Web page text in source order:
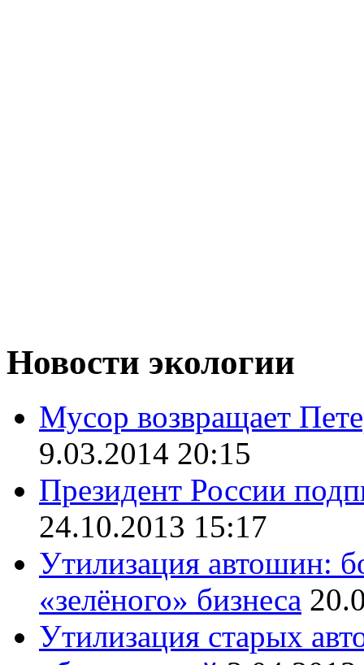
Новости экологии
Мусор возвращает
9.03.2014 20:15
Президент России
24.10.2013 15:17
Утилизация автошин:
«зелёного» бизнеса
Утилизация старых